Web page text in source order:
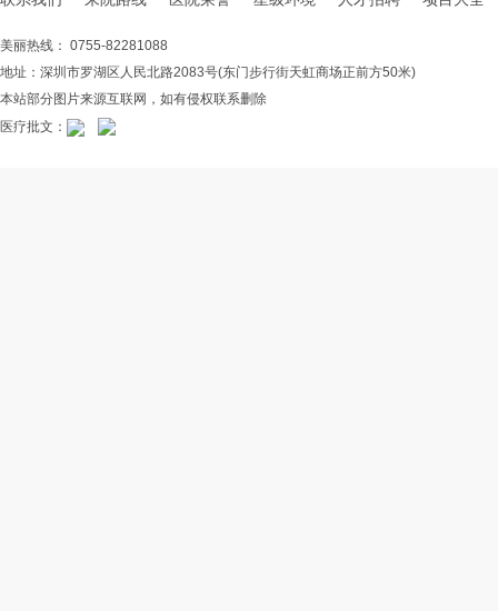
美丽热线： 0755-82281088
地址：深圳市罗湖区人民北路2083号(东门步行街天虹商场正前方50米)
本站部分图片来源互联网，如有侵权联系删除
医疗批文：